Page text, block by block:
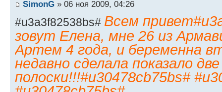
SimonG » 06 ноя 2009, 04:26
#u3a3f82538bs# Всем
зовут Елена, мне 26 из
Артем 4 года, и беременна
недавно сделала показало две
полоски!!!#u30478cb75bs#